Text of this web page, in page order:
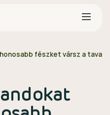
fészket vársz a